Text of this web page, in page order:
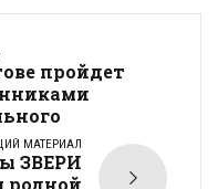
пройдет
МАТЕРИАЛ
ЗВЕРИ
родной